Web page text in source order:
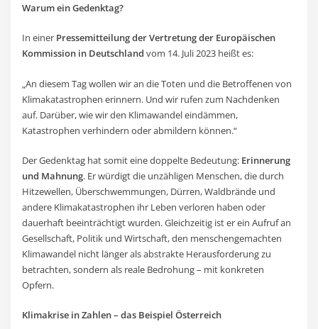
Warum ein Gedenktag?
In einer Pressemitteilung der Vertretung der Europäischen
Kommission in Deutschland vom 14. Juli 2023 heißt es:
„An diesem Tag wollen wir an die Toten und die Betroffenen von
Klimakatastrophen erinnern. Und wir rufen zum Nachdenken
auf. Darüber, wie wir den Klimawandel eindämmen,
Katastrophen verhindern oder abmildern können.“
Der Gedenktag hat somit eine doppelte Bedeutung: Erinnerung
und Mahnung. Er würdigt die unzähligen Menschen, die durch
Hitzewellen, Überschwemmungen, Dürren, Waldbrände und
andere Klimakatastrophen ihr Leben verloren haben oder
dauerhaft beeinträchtigt wurden. Gleichzeitig ist er ein Aufruf an
Gesellschaft, Politik und Wirtschaft, den menschengemachten
Klimawandel nicht länger als abstrakte Herausforderung zu
betrachten, sondern als reale Bedrohung – mit konkreten
Opfern.
Klimakrise in Zahlen – das Beispiel Österreich